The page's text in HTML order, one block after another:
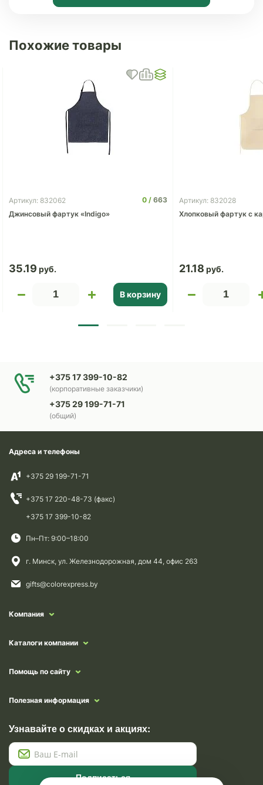
Похожие товары
Артикул: 832062 0
663
Джинсовый фартук «Indigo»
35.19
В корзину
Артикул: 832028
Хлопковый фартук с
21.18
+375 17 399-10-82
(корпоративные заказчики)
+375 29 199-71-71
(общий)
Адреса и телефоны
+375 29 199-71-71
+375 17 220-48-73 (факс)
+375 17 399-10-82
Пн–Пт: 9:00–18:00
г. Минск, ул. Железнодорожная, дом 44, офис 263
gifts@colorexpress.by
Компания
Каталоги компании
Помощь по сайту
Полезная информация
Узнавайте о скидках и акциях:
Подписаться